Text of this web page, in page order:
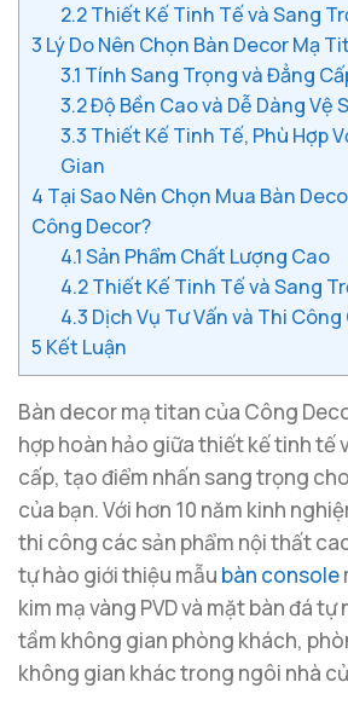
2.2Thiết Kế Tinh Tế và Sang
3 Lý Do Nên Chọn Bàn Decor Mạ
3.1 Tính Sang Trọng và Đẳng
3.2Độ Bền Cao và Dễ Dàng Vệ
3.3 Thiết Kế Tinh Tế, Phù Hợp
Gian
4 Tại Sao Nên Chọn Mua Bàn
Công Decor?
4.1Sản Phẩm Chất Lượng Cao
4.2Thiết Kế Tinh Tế và Sang
4.3 Dịch Vụ Tư Vấn và Thi
5 Kết Luận
Bàn decor mạ titan của Công
hợp hoàn hảo giữa thiết kế tinh tế
cấp, tạo điểm nhấn sang trọng
của bạn. Với hơn 10 năm kinh
thi công các sản phẩm nội thất
tự hào giới thiệu mẫu bàn console
kim mạ vàng PVD và mặt bàn đá
tầm không gian phòng khách,
không gian khác trong ngôi nhà